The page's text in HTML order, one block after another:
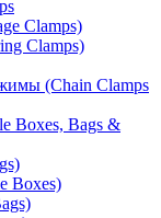
Clamps)
Clamps)
(Chain Clamps
Boxes, Bags &
Boxes)